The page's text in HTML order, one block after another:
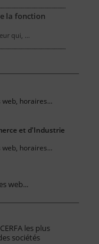
la fonction
qui, …
horaires...
et d'Industrie
horaires...
web...
les plus
sociétés